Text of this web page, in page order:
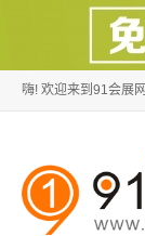
嗨! 欢迎来到91会展网